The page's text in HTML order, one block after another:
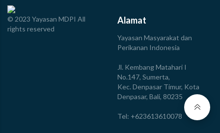
© 2023 Yayasan MDPI All
rights reserved
Alamat
Yayasan Masyarakat dan
Perikanan Indonesia
Jl. Kembang Matahari I
No.147, Sumerta,
Kec. Denpasar Timur, Kota
Denpasar, Bali, 80235
Tel: +623613610078